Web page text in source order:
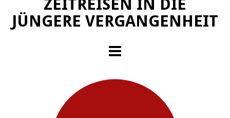
ZEITREISEN IN DIE
JÜNGERE VERGANGENHEIT